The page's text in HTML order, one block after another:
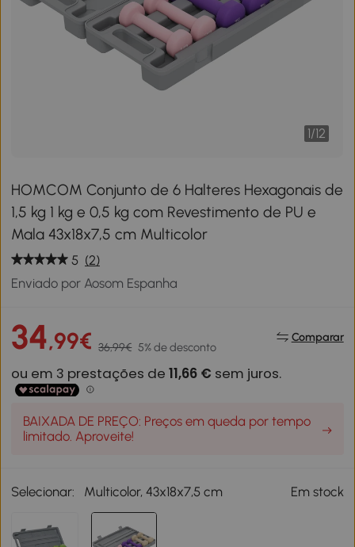
1/12
HOMCOM Conjunto de 6 Halteres Hexagonais de
1,5 kg 1 kg e 0,5 kg com Revestimento de PU e
Mala 43x18x7,5 cm Multicolor
5 (2)
Enviado por Aosom Espanha
34,99€ 36,99€ 5% de desconto
Comparar
BAIXADA DE PREÇO: Preços em queda por tempo
limitado. Aproveite!
Selecionar: Multicolor, 43x18x7,5 cm Em stock